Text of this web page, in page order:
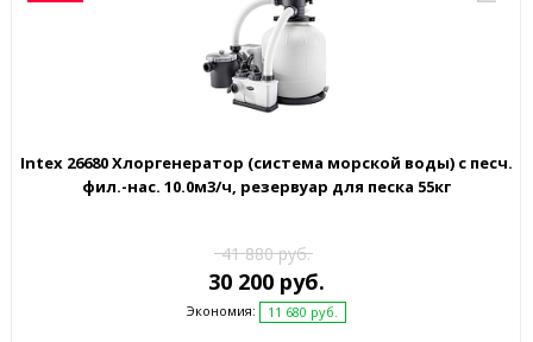
Intex 26680 Хлоргенератор (система морской воды) с песч.
фил.-нас. 10.0м3/ч, резервуар для песка 55кг
41 880 руб.
30 200 руб.
Экономия: 11 680 руб.